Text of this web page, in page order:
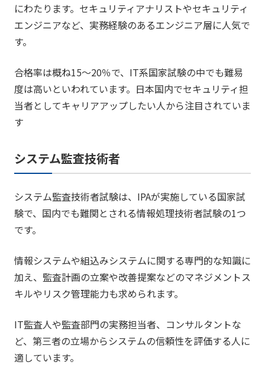
にわたります。セキュリティアナリストやセキュリティ
エンジニアなど、実務経験のあるエンジニア層に人気で
す。
合格率は概ね15～20％で、IT系国家試験の中でも難易
度は高いといわれています。日本国内でセキュリティ担
当者としてキャリアアップしたい人から注目されていま
す
システム監査技術者
システム監査技術者試験は、IPAが実施している国家試
験で、国内でも難関とされる情報処理技術者試験の1つ
です。
情報システムや組込みシステムに関する専門的な知識に
加え、監査計画の立案や改善提案などのマネジメントス
キルやリスク管理能力も求められます。
IT監査人や監査部門の実務担当者、コンサルタントな
ど、第三者の立場からシステムの信頼性を評価する人に
適しています。